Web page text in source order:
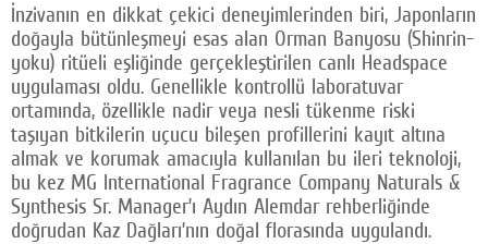
İnzivanın en dikkat çekici deneyimlerinden biri, Japonların
doğayla bütünleşmeyi esas alan Orman Banyosu (Shinrin-
yoku) ritüeli eşliğinde gerçekleştirilen canlı Headspace
uygulaması oldu. Genellikle kontrollü laboratuvar
ortamında, özellikle nadir veya nesli tükenme riski
taşıyan bitkilerin uçucu bileşen profillerini kayıt altına
almak ve korumak amacıyla kullanılan bu ileri teknoloji,
bu kez MG International Fragrance Company Naturals &
Synthesis Sr. Manager’ı Aydın Alemdar rehberliğinde
doğrudan Kaz Dağları’nın doğal florasında uygulandı.